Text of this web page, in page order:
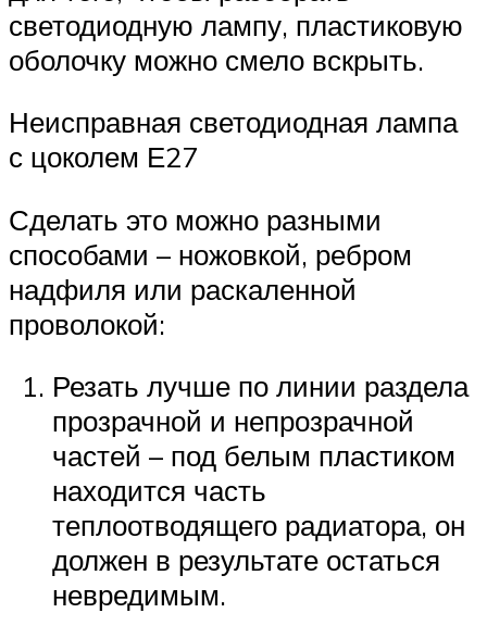
светодиодную лампу, пластиковую
оболочку можно смело вскрыть.
Неисправная светодиодная лампа
с цоколем Е27
Сделать это можно разными
способами – ножовкой, ребром
надфиля или раскаленной
проволокой:
Резать лучше по линии раздела
прозрачной и непрозрачной
частей – под белым пластиком
находится часть
теплоотводящего радиатора, он
должен в результате остаться
невредимым.